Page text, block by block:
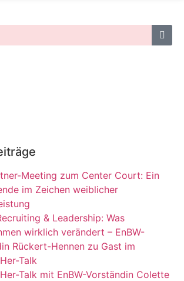
Meeting zum Center Court: Ein
im Zeichen weiblicher
& Leadership: Was
wirklich verändert – EnBW-
Rückert-Hennen zu Gast im
Talk
Talk mit EnBW-Vorständin Colette